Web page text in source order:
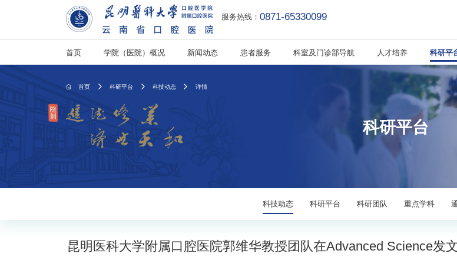
服务热线： 0871-65330099
首页 学院（医院）概况 新闻动态 患者服务 科室及门诊部导航 人才培养 科研平
 首页  科研平台  科技动态  详情
科研平台
科技动态 科研平台 科研团队 重点学科
昆明医科大学附属口腔医院郭维华教授团队在Advanced Science发